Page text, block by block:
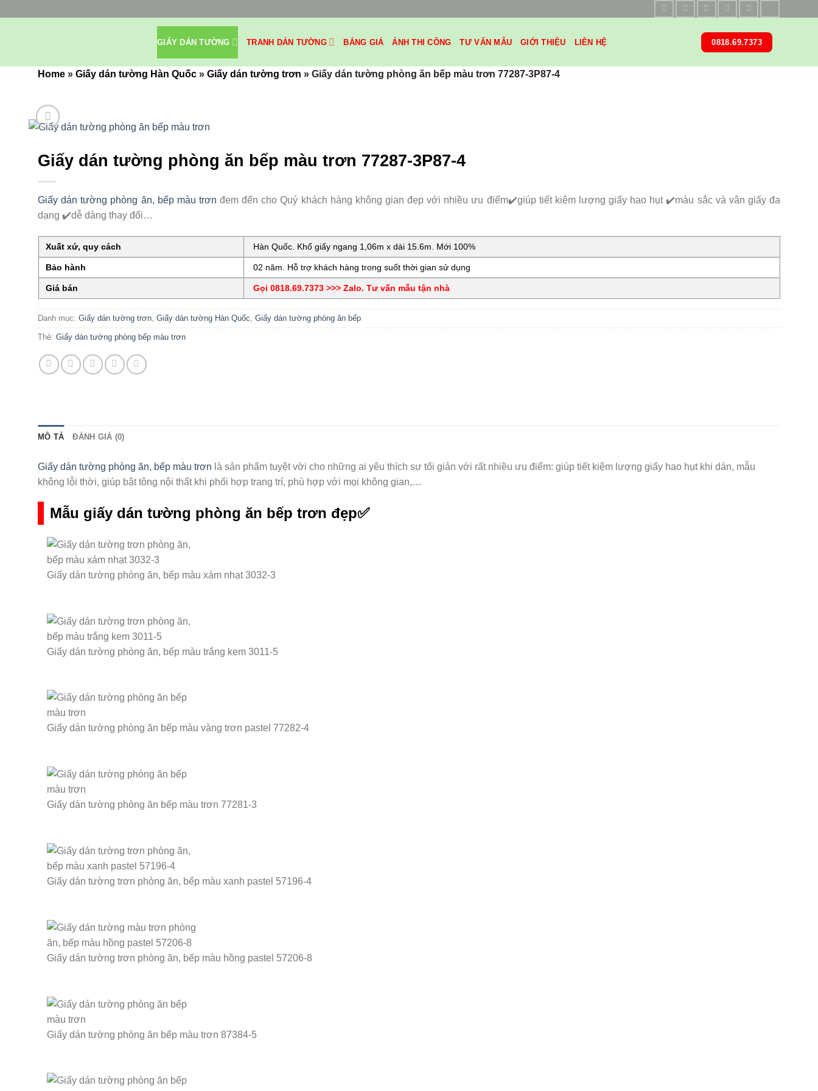
GIẤY DÁN TƯỜNG TRANH DÁN TƯỜNG BẢNG GIÁ ẢNH THI CÔNG TƯ VẤN MẪU GIỚI THIỆU LIÊN HỆ 0818.69.7373
Home » Giấy dán tường Hàn Quốc » Giấy dán tường trơn » Giấy dán tường phòng ăn bếp màu trơn 77287-3P87-4
Giấy dán tường phòng ăn bếp màu trơn 77287-3P87-4
Giấy dán tường phòng ăn, bếp màu trơn đem đến cho Quý khách hàng không gian đẹp với nhiều ưu điểm✔️giúp tiết kiệm lượng giấy hao hụt ✔️màu sắc và vân giấy đa
dạng ✔️dễ dàng thay đổi…
Xuất xứ, quy cách Hàn Quốc. Khổ giấy ngang 1,06m x dài 15.6m. Mới 100%
Bảo hành 02 năm. Hỗ trợ khách hàng trong suốt thời gian sử dụng
Giá bán Gọi 0818.69.7373 >>> Zalo. Tư vấn mẫu tận nhà
Danh mục: Giấy dán tường trơn Giấy dán tường Hàn Quốc Giấy dán tường phòng ăn bếp
Thẻ: Giấy dán tường phòng bếp màu trơn
MÔ TẢ ĐÁNH GIÁ (0)
Giấy dán tường phòng ăn, bếp màu trơn là sản phẩm tuyệt vời cho những ai yêu thích sự tối giản với rất nhiều ưu điểm: giúp tiết kiệm lượng giấy hao hụt khi dán, mẫu
không lỗi thời, giúp bật tông nội thất khi phối hợp trang trí, phù hợp với mọi không gian,…
Mẫu giấy dán tường phòng ăn bếp trơn đẹp✅
Giấy dán tường phòng ăn, bếp màu xám nhạt 3032-3
Giấy dán tường phòng ăn, bếp màu trắng kem 3011-5
Giấy dán tường phòng ăn bếp màu vàng trơn pastel 77282-4
Giấy dán tường phòng ăn bếp màu trơn 77281-3
Giấy dán tường trơn phòng ăn, bếp màu xanh pastel 57196-4
Giấy dán tường trơn phòng ăn, bếp màu hồng pastel 57206-8
Giấy dán tường phòng ăn bếp màu trơn 87384-5